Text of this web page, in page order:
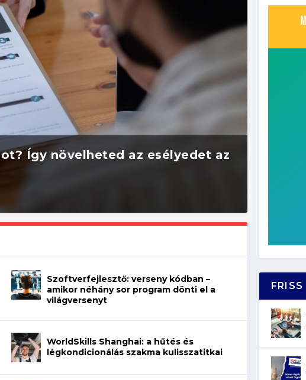
Így növelheted az esélyedet az
Szoftverfejlesztő: verseny kódban –
amikor néhány sor program dönti el a
világversenyt
WorldSkills Shanghai: a hűtés és
légkondicionálás szakma kulisszatitkai
FRISS